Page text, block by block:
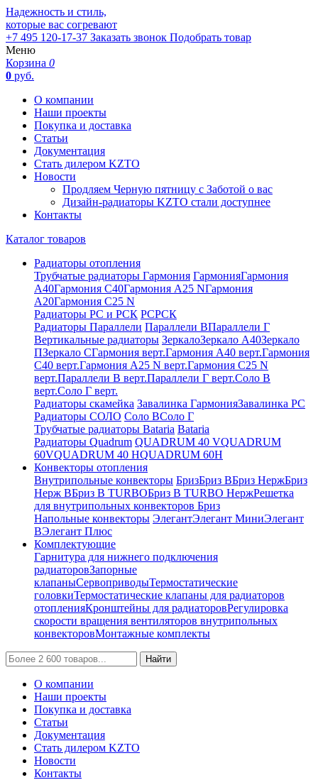
Надежность и стиль,
которые вас согревают
+7 495 120-17-37 Заказать звонок Подобрать товар
Меню
Корзина 0
0 руб.
О компании
Наши проекты
Покупка и доставка
Статьи
Документация
Стать дилером KZTO
Новости
Продляем Черную пятницу с Заботой о вас
Дизайн-радиаторы KZTO стали доступнее
Контакты
Каталог товаров
Радиаторы отопления
Трубчатые радиаторы Гармония ГармонияГармония
А40Гармония С40Гармония А25 NГармония
А20Гармония С25 N
Радиаторы РС и РСК РСРСК
Радиаторы Параллели Параллели ВПараллели Г
Вертикальные радиаторы ЗеркалоЗеркало А40Зеркало
ПЗеркало СГармония верт.Гармония А40 верт.Гармония
С40 верт.Гармония А25 N верт.Гармония С25 N
верт.Параллели В верт.Параллели Г верт.Соло В
верт.Соло Г верт.
Радиаторы скамейка Завалинка ГармонияЗавалинка РС
Радиаторы СОЛО Соло ВСоло Г
Трубчатые радиаторы Bataria Bataria
Радиаторы Quadrum QUADRUM 40 VQUADRUM
60VQUADRUM 40 HQUADRUM 60H
Конвекторы отопления
Внутрипольные конвекторы БризБриз ВБриз НержБриз
Нерж ВБриз В TURBOБриз В TURBO НержРешетка
для внутрипольных конвекторов Бриз
Напольные конвекторы ЭлегантЭлегант МиниЭлегант
ВЭлегант Плюс
Комплектующие
Гарнитура для нижнего подключения
радиаторовЗапорные
клапаныСервоприводыТермостатические
головкиТермостатические клапаны для радиаторов
отопленияКронштейны для радиаторовРегулировка
скорости вращения вентиляторов внутрипольных
конвекторовМонтажные комплекты
Найти
О компании
Наши проекты
Покупка и доставка
Статьи
Документация
Стать дилером KZTO
Новости
Контакты